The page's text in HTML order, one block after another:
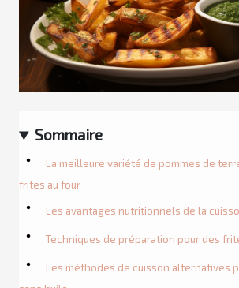
Sommaire
La meilleure variété de pommes de
frites au four
Les avantages nutritionnels de la
Techniques de préparation pour des
Les méthodes de cuisson alternatives